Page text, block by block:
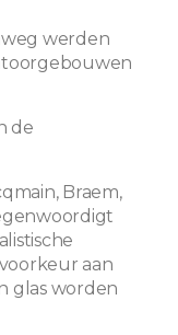
werden
de
Braem,
aan
glas worden